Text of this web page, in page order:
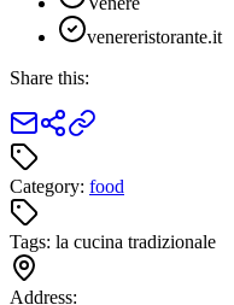
venereristorante.it
Share this:
Category: food
Tags: la cucina tradizionale
Address: